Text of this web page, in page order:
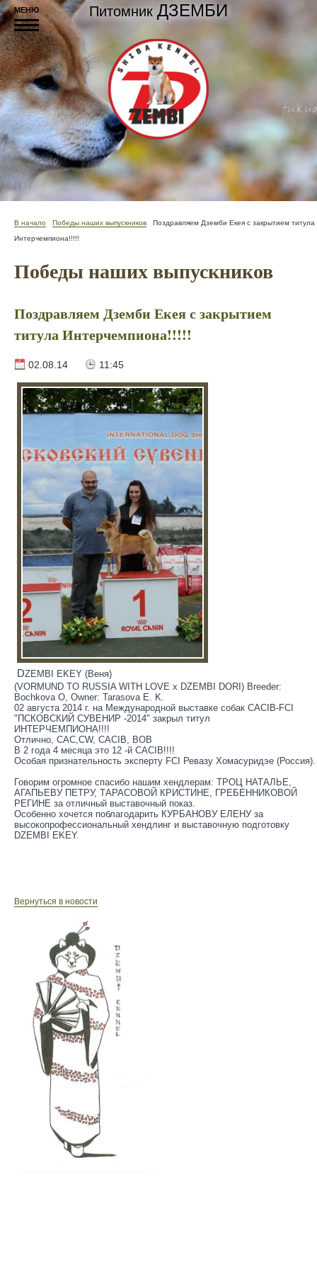
Питомник ДЗЕМБИ
МЕНЮ
В начало Победы наших выпускников Поздравляем Дземби Екея с закрытием титула
Интерчемпиона!!!!!
Победы наших выпускников
Поздравляем Дземби Екея с закрытием
титула Интерчемпиона!!!!!
02.08.14 11:45
DZEMBI EKEY (Веня)
(VORMUND TO RUSSIA WITH LOVE х DZEMBI DORI) Breeder:
Bochkova O, Owner: Tarasova E. K.
02 августа 2014 г. на Международной выставке собак CACIB-FCI
"ПСКОВСКИЙ СУВЕНИР -2014" закрыл титул
ИНТЕРЧЕМПИОНА!!!!
Отлично, CAC,CW, CACIB, BOB
В 2 года 4 месяца это 12 -й CACIB!!!!
Особая признательность эксперту FCI Ревазу Хомасуридэе (Россия).
Говорим огромное спасибо нашим хендлерам: ТРОЦ НАТАЛЬЕ,
АГАПЬЕВУ ПЕТРУ, ТАРАСОВОЙ КРИСТИНЕ, ГРЕБЕННИКОВОЙ
РЕГИНЕ за отличный выставочный показ.
Особенно хочется поблагодарить КУРБАНОВУ ЕЛЕНУ за
высокопрофессиональный хендлинг и выставочную подготовку
DZEMBI EKEY.
Вернуться в новости